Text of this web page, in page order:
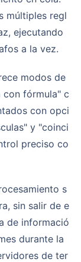
múltiples regl
ejecutando
a la vez.
con fórmula" c
con opci
y "coinci
preciso co
sin salir de e
de informació
durante la
de ter